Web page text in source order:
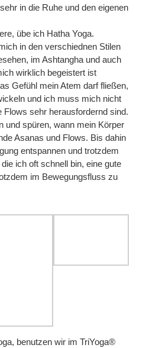
in die Ruhe und den eigenen
übe ich Hatha Yoga.
in den verschiednen Stilen
im Ashtangha und auch
wirklich begeistert ist
Gefühl mein Atem darf fließen,
und ich muss mich nicht
Flows sehr herausfordernd sind.
und spüren, wann mein Körper
Asanas und Flows. Bis dahin
entspannen und trotzdem
ich oft schnell bin, eine gute
im Bewegungsfluss zu
benutzen wir im TriYoga®